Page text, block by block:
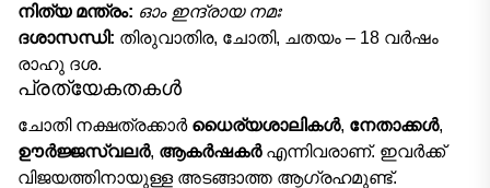
നിത്യ മന്ത്രം: ഓം ഇന്ദ്രായ നമഃ
ദശാസന്ധി: തിരുവാതിര, ചോതി, ചതയം – 18 വർഷം
രാഹു ദശ.
പ്രത്യേകതകൾ
ചോതി നക്ഷത്രക്കാർ ധൈര്യശാലികൾ, നേതാക്കൾ,
ഊർജ്ജസ്വലർ, ആകർഷകർഎന്നിവരാണ്. ഇവർക്ക്
വിജയത്തിനായുള്ള അടങ്ങാത്ത ആഗ്രഹമുണ്ട്.